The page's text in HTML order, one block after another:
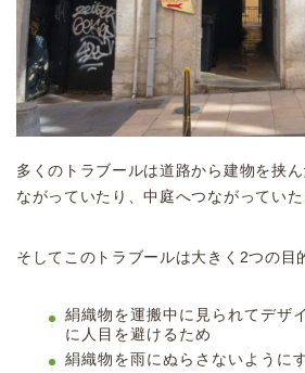
多くのトラブールは道路から建物を挟
ながっていたり、中庭へつながっていた
そしてこのトラブールは大きく2つの目
絹織物を運搬中に見られてデザ
に人目を避けるため
絹織物を雨にぬらさないように